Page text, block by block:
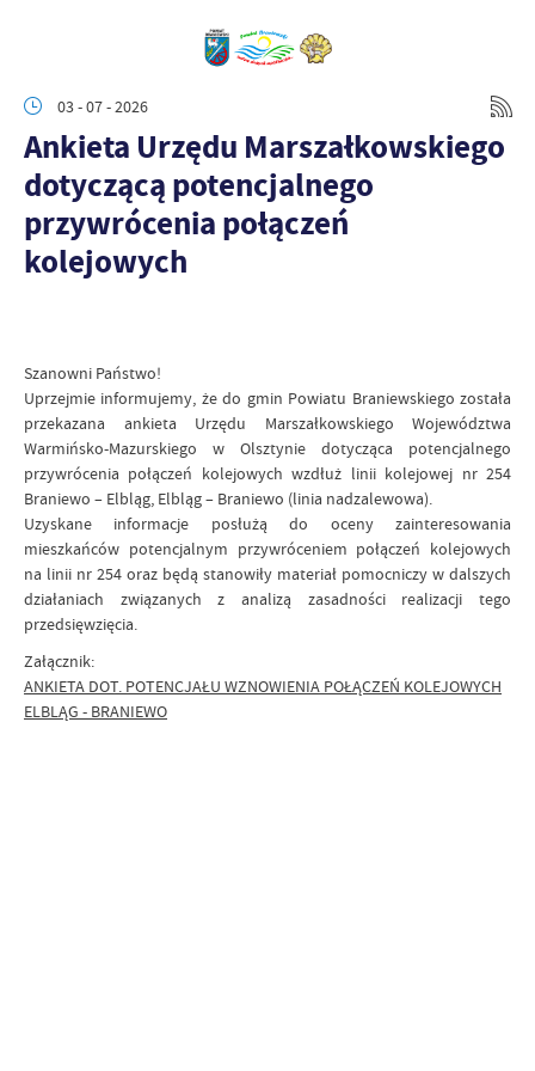
03 - 07 - 2026
Ankieta Urzędu Marszałkowskiego
dotyczącą potencjalnego
przywrócenia połączeń
kolejowych
Szanowni Państwo!
Uprzejmie informujemy, że do gmin Powiatu Braniewskiego została
przekazana ankieta Urzędu Marszałkowskiego Województwa
Warmińsko-Mazurskiego w Olsztynie dotycząca potencjalnego
przywrócenia połączeń kolejowych wzdłuż linii kolejowej nr 254
Braniewo – Elbląg, Elbląg – Braniewo (linia nadzalewowa).
Uzyskane informacje posłużą do oceny zainteresowania
mieszkańców potencjalnym przywróceniem połączeń kolejowych
na linii nr 254 oraz będą stanowiły materiał pomocniczy w dalszych
działaniach związanych z analizą zasadności realizacji tego
przedsięwzięcia.
Załącznik:
ANKIETA DOT. POTENCJAŁU WZNOWIENIA POŁĄCZEŃ KOLEJOWYCH
ELBLĄG - BRANIEWO